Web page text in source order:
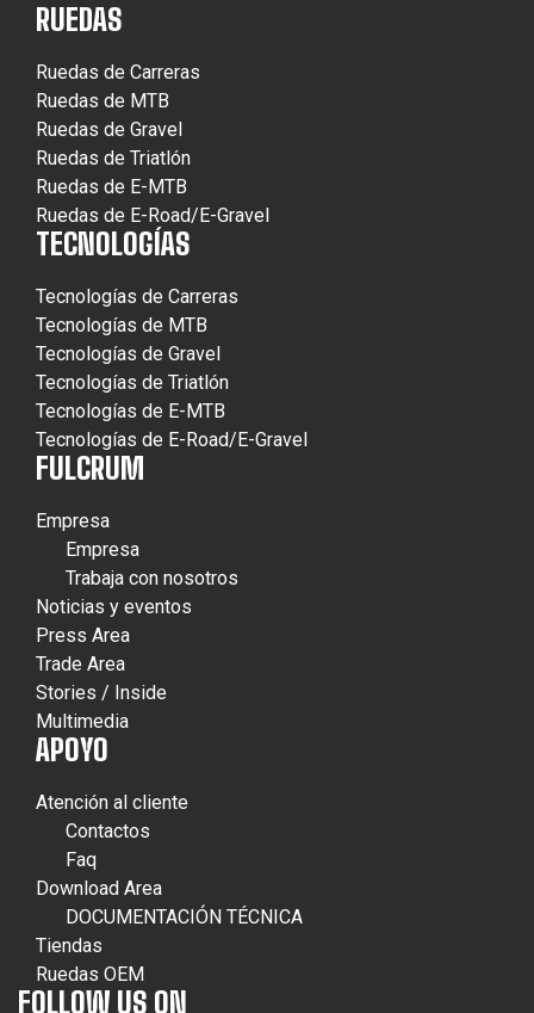
RUEDAS
Ruedas de Carreras
Ruedas de MTB
Ruedas de Gravel
Ruedas de Triatlón
Ruedas de E-MTB
Ruedas de E-Road/E-Gravel
TECNOLOGÍAS
Tecnologías de Carreras
Tecnologías de MTB
Tecnologías de Gravel
Tecnologías de Triatlón
Tecnologías de E-MTB
Tecnologías de E-Road/E-Gravel
FULCRUM
Empresa
Empresa
Trabaja con nosotros
Noticias y eventos
Press Area
Trade Area
Stories / Inside
Multimedia
APOYO
Atención al cliente
Contactos
Faq
Download Area
DOCUMENTACIÓN TÉCNICA
Tiendas
Ruedas OEM
FOLLOW US ON